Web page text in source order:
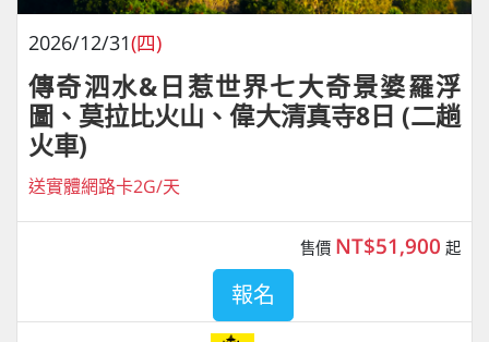
2026/12/31(四)
傳奇泗水&日惹世界七大奇景婆羅浮
圖、莫拉比火山、偉大清真寺8日 (二趟
火車)
送實體網路卡2G/天
售價 NT$51,900 起
報名